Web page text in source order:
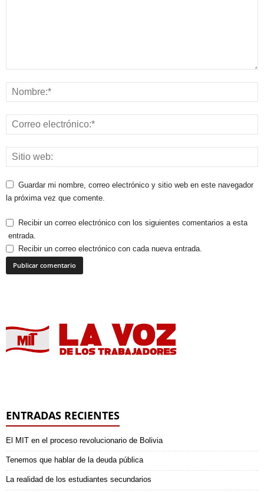
Guardar mi nombre, correo electrónico y sitio web en este navegador
la próxima vez que comente.
Recibir un correo electrónico con los siguientes comentarios a esta
entrada.
Recibir un correo electrónico con cada nueva entrada.
ENTRADAS RECIENTES
El MIT en el proceso revolucionario de Bolivia
Tenemos que hablar de la deuda pública
La realidad de los estudiantes secundarios